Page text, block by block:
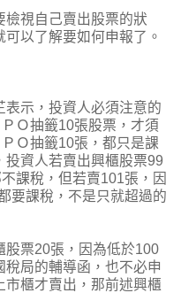
檢視自己賣出股票的狀
以了解要如何申報了。
表示，投資人必須注意的
Ｏ抽籤10張股票，才須
Ｏ抽籤10張，都只是課
資人若賣出興櫃股票99
課稅，但若賣101張，因
要課稅，不是只就超過的
股票20張，因為低於100
局的輔導函，也不必申
櫃才賣出，那前述興櫃